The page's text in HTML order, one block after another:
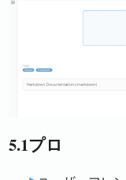
5.1プロ